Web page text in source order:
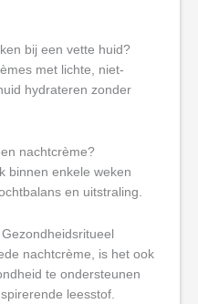
bij een vette huid?
met lichte, niet-
hydrateren zonder
nachtcrème?
binnen enkele weken
en uitstraling.
nachtcrème, is het ook
te ondersteunen
leesstof.